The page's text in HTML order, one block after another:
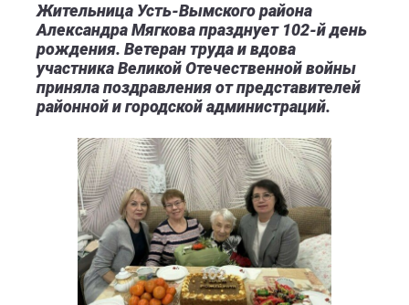
Жительница Усть-Вымского района
Александра Мягкова празднует 102-й день
рождения. Ветеран труда и вдова
участника Великой Отечественной войны
приняла поздравления от представителей
районной и городской администраций.